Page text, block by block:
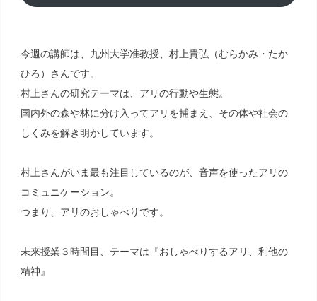
今週の講師は、九州大学准教授、村上貴弘（むらかみ・たか
ひろ）さんです。
村上さんの研究テーマは、アリの行動や生態。
国内外の森や林に分け入ってアリを捕まえ、その体や社会の
しくみを解き明かしています。
村上さんがいま最も注目しているのが、音声を使ったアリの
コミュニケーション。
つまり、アリのおしゃべりです。
未来授業３時間目、テーマは『おしゃべりするアリ、利他の
精神』